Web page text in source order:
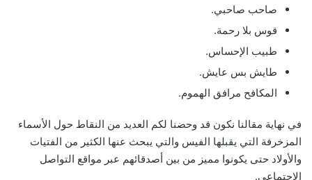
صاحب صاحبي.
قوس بلا رحمة.
طبيب الإحساس.
طايش بس عايش.
المكافح مرافق الهموم.
في نهاية مقالنا نكون قد وحضنا لكم العديد من النقاط حول الأسماء
المزخرفة التي يقبلها الفيس والتي يبحث عنها الكثير من الفتيات
والأولاد حتى يكونوا مميز من بين أصدقائهم عبر مواقع التواصل
الاجتماعي.